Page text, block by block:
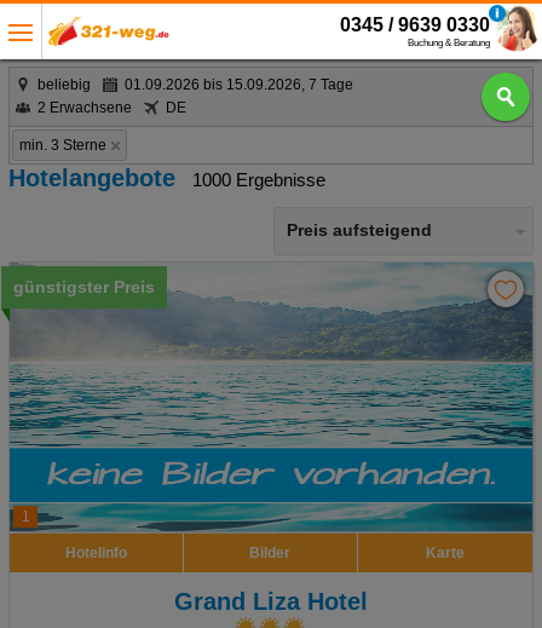
0345 / 9639 0330
Buchung & Beratung
beliebig
01.09.2026 bis 15.09.2026, 7 Tage
2 Erwachsene
DE
min. 3 Sterne
Hotelangebote 1000 Ergebnisse
Preis aufsteigend
1
günstigster Preis
Hotelinfo Bilder Karte
Grand Liza Hotel